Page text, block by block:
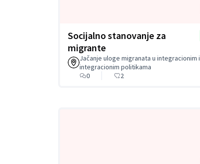
Socijalno stanovanje za
migrante
Jačanje uloge migranata u integracionim i
integracionim politikama
0
2